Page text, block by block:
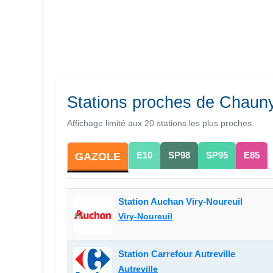
Stations proches de
Affichage limité aux 20 stations les plus proches.
GAZOLE E10 SP98 SP95 E85
Station Auchan Viry-Noureuil
Viry-Noureuil
Station Carrefour Autreville
Autreville